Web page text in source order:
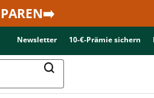
Newsletter 10-€-Prämie sichern